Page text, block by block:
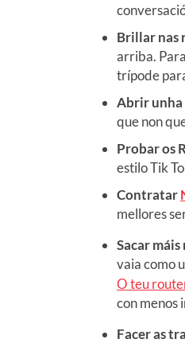
Brillar nas
arriba.
trípode
Abrir unha
que non
Probar os
estilo Tik
Contratar
mellores
Sacar
vaia como
O teu
con menos
Facer as